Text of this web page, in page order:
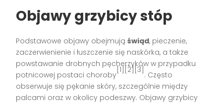
Objawy grzybicy stóp
Podstawowe objawy obejmująświąd, pieczenie,
zaczerwienienie i łuszczenie się naskórka, a także
powstawanie drobnych pęcherzyków w przypadku
potnicowej postaci choroby
[1][2][3]
. Często
obserwuje się pękanie skóry, szczególnie między
palcami oraz w okolicy podeszwy. Objawy grzybicy